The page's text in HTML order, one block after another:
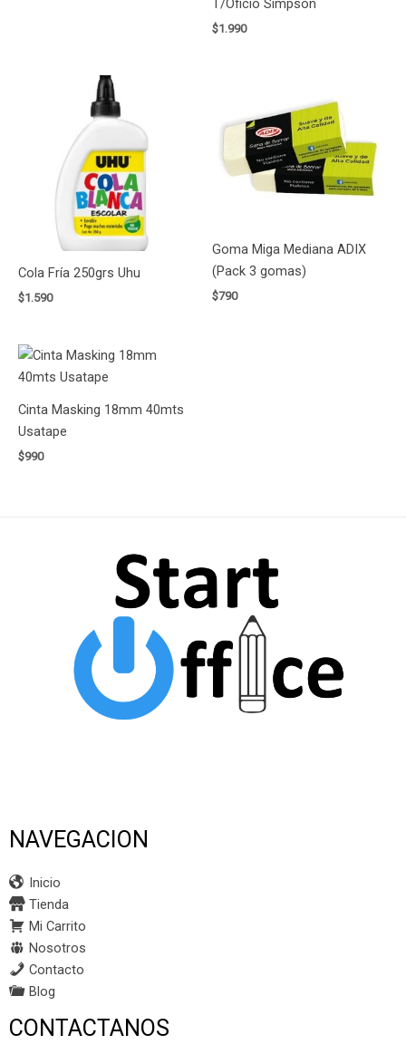
T/Oficio Simpson
$1.990
Cola Fría 250grs Uhu
$1.590
Goma Miga Mediana ADIX
(Pack 3 gomas)
$790
Cinta Masking 18mm 40mts
Usatape
$990
NAVEGACION
Inicio
Tienda
Mi Carrito
Nosotros
Contacto
Blog
CONTACTANOS